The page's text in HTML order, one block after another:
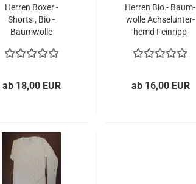
Her­ren Boxer -
Shorts , Bio -
Baum­wol­le
ab 18,00 EUR
Her­ren Bio - Baum­
wol­le Ach­sel­un­ter­
hemd Fein­ripp
ab 16,00 EUR